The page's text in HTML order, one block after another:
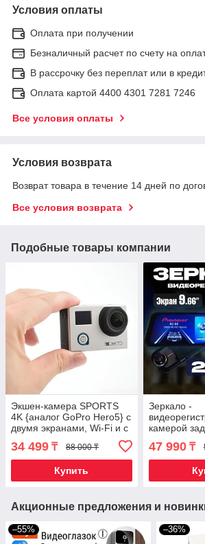
Условия оплаты
Оплата при получении
Безналичный расчет по счету на
В рассрочку без переплат или в
Оплата картой 4400 4301 7281 7246
Все условия оплаты
Условия возврата
Возврат товара в течение 14 дней по
Все условия возврата
Подобные товары компании
Экшен-камера SPORTS
4K {аналог GoPro Hero5} с
двумя экранами, Wi-Fi и с
набором аксессуаров
34 499 ₸ 88 000 ₸
Купить
Зеркало -
камерой
Pioneer
47 990₸
Акционные предложения и
–55% –36%